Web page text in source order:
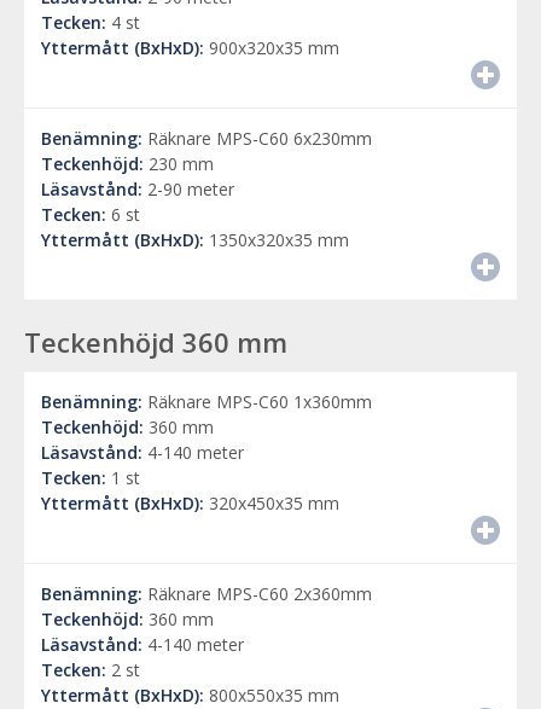
Tecken: 4 st
Yttermått (BxHxD): 900x320x35 mm
Benämning: Räknare MPS-C60 6x230mm
Teckenhöjd: 230 mm
Läsavstånd: 2-90 meter
Tecken: 6 st
Yttermått (BxHxD): 1350x320x35 mm
Teckenhöjd 360 mm
Benämning: Räknare MPS-C60 1x360mm
Teckenhöjd: 360 mm
Läsavstånd: 4-140 meter
Tecken: 1 st
Yttermått (BxHxD): 320x450x35 mm
Benämning: Räknare MPS-C60 2x360mm
Teckenhöjd: 360 mm
Läsavstånd: 4-140 meter
Tecken: 2 st
Yttermått (BxHxD): 800x550x35 mm